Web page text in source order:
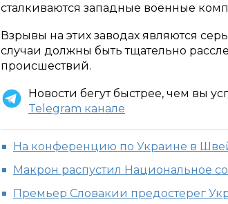
сталкиваются западные военные
Взрывы на этих заводах являются
случаи должны быть тщательно
происшествий.
Новости бегут быстрее, чем вы
Telegram канале
На конференцию по Украине в
Макрон распустил Национальное
Премьер Словакии предостерег